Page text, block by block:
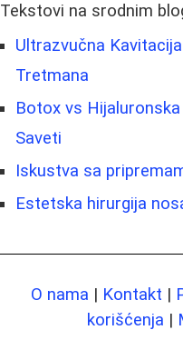
Tekstovi na srodnim
Ultrazvučna
Tretmana
Botox vs
Saveti
Iskustva sa
Estetska hirurgija
O nama | Kontakt |
korišćenja |